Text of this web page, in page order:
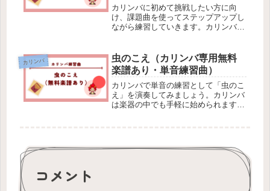
カリンバに初めて挑戦したい方に向
け、課題曲を使ってステップアップし
ながら練習していきます。カリンバは
リンバ専用の楽譜の見方を確認し、音
を鳴らしてみます。
カリンバ
虫のこえ（カリンバ専用無料
楽譜あり・単音練習曲）
カリンバで単音の練習として「虫のこ
え」を演奏してみましょう。カリンバ
は楽器の中でも手軽に始められます。
コメント